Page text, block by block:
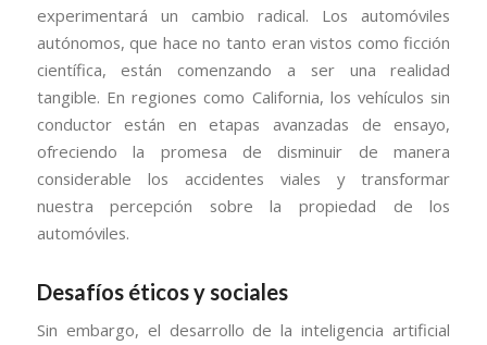
experimentará un cambio radical. Los automóviles
autónomos, que hace no tanto eran vistos como ficción
científica, están comenzando a ser una realidad
tangible. En regiones como California, los vehículos sin
conductor están en etapas avanzadas de ensayo,
ofreciendo la promesa de disminuir de manera
considerable los accidentes viales y transformar
nuestra percepción sobre la propiedad de los
automóviles.
Desafíos éticos y sociales
Sin embargo, el desarrollo de la inteligencia artificial